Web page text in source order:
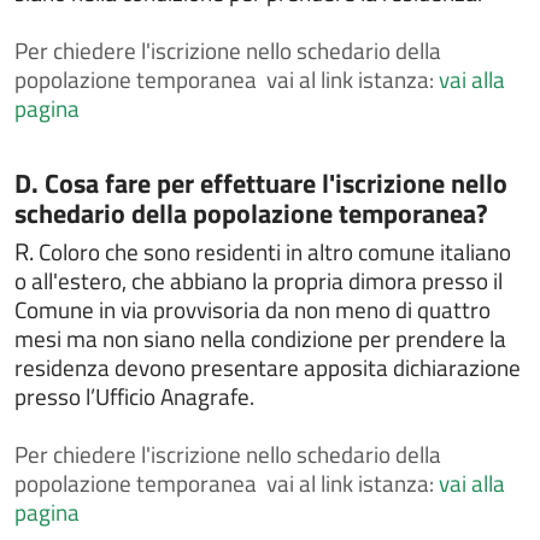
più elementi
Dichiarazione di dimora abituale per cittadini
extracomunitari
di assicurazione
Donazione degli organi
FAQ
Gestire un'area verde
IMU - Imposta Municipale Unica
Intrattenimenti, spettacoli, eventi e manifestazioni
Iscriversi all'albo comunale delle associazioni
Iscriversi o cancellarsi dall'albo degli scrutatori
Iscriversi o cancellarsi dall'albo dei giudici popolari
Iscriversi o cancellarsi dall'albo dei presidenti di
Perchiedere l'iscrizione nello schedario della
popolazione temporanea vai al link istanza:vai alla
pagina
Categoria:
D. Cosa fare per effettuare l'iscrizione nello
schedario della popolazione temporanea?
R. Coloro che sono residenti in altro comune italiano
o all'estero, che abbiano la propria dimora presso il
Comune in via provvisoria da non meno di quattro
mesi ma non siano nella condizione per prendere la
residenza devono presentare apposita dichiarazione
presso l’Ufficio Anagrafe.
Perchiedere l'iscrizione nello schedario della
popolazione temporanea vai al link istanza:vai alla
pagina